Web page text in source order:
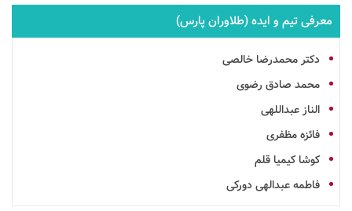
معرفی تیم و ایده (طلاوران پارس)
دکتر محمدرضا خالصی
محمد صادق رضوی
الناز عبداللهی
فائزه مظفری
کوشا کیمیا قلم
فاطمه عبدالهی دورکی